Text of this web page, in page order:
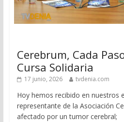
Cerebrum, Cada
Cursa Solidaria
17 junio, 2026 tvdenia.com
Hoy hemos recibido en nuestros
representante de la Asociación
afectado por un tumor cerebral;